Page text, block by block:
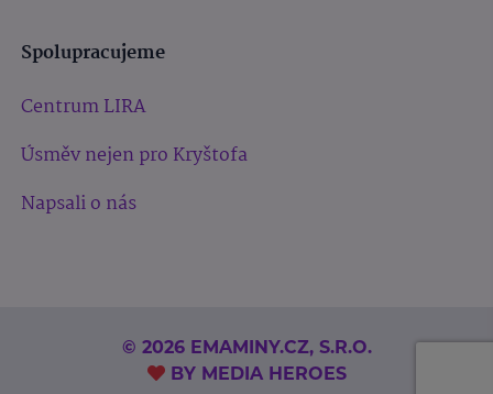
Spolupracujeme
Centrum LIRA
Úsměv nejen pro Kryštofa
Napsali o nás
© 2026 EMAMINY.CZ, S.R.O.
BY MEDIA HEROES